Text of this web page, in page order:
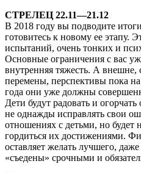
СТРЕЛЕЦ 22.11—21.12
В 2018 году вы подводите
готовитесь к новому ее этапу.
испытаний, очень тонких и
Основные ограничения с вас
внутренняя тяжесть. А внешне,
перемены, перспективы пока
года они уже должны
Дети будут радовать и
не однажды исправлять свои
отношениях с детьми, но будет
гордиться их достижениями.
оставляет желать лучшего,
«съедены» срочными и